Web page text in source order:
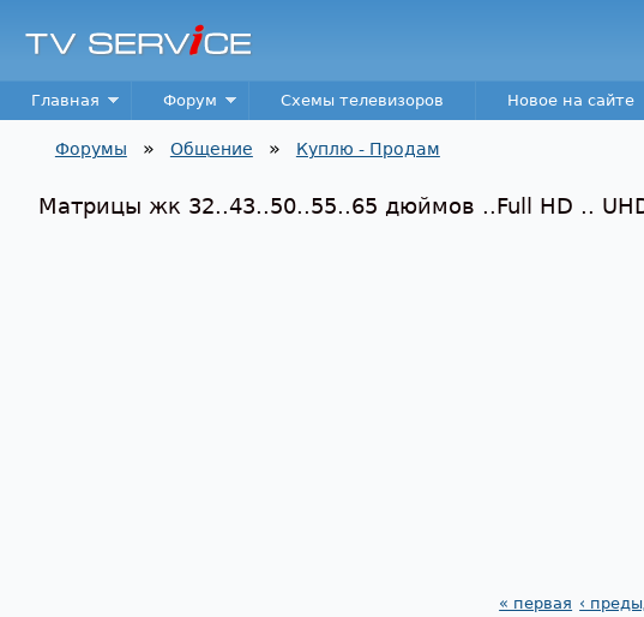
TV
Service
Main menu
Главная Форум Схемы телевизоров Новое на сайте
Форумы » Общение » Куплю - Продам
Матрицы жк 32..43..50..55..65 дюймов ..Full HD ..
« первая ‹